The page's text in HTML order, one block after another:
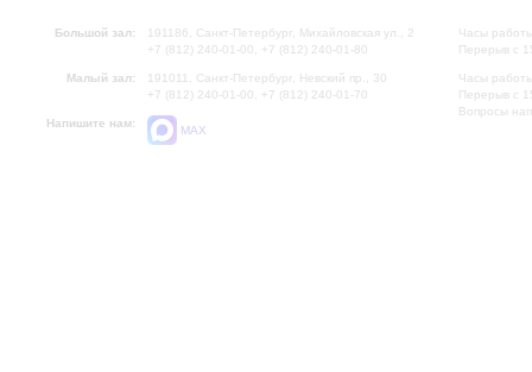
Большой зал:
191186, Санкт-Петербург, Михайловская ул., 2
+7 (812) 240-01-00, +7 (812) 240-01-80
Малый зал:
191011, Санкт-Петербург, Невский пр., 30
+7 (812) 240-01-00, +7 (812) 240-01-70
Напишите нам:
MAX
Часы
Перерыв с
Часы
Перерыв с
Вопросы